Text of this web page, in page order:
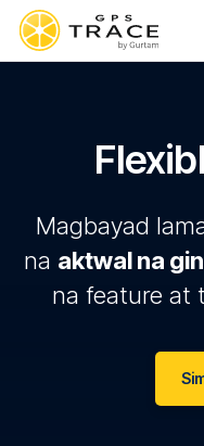
Magbayad
na aktwal na
na feature at